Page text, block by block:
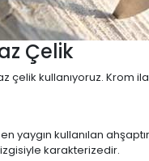
Çelik
çelik kullanıyoruz.
yaygın kullanılan
karakterizedir.